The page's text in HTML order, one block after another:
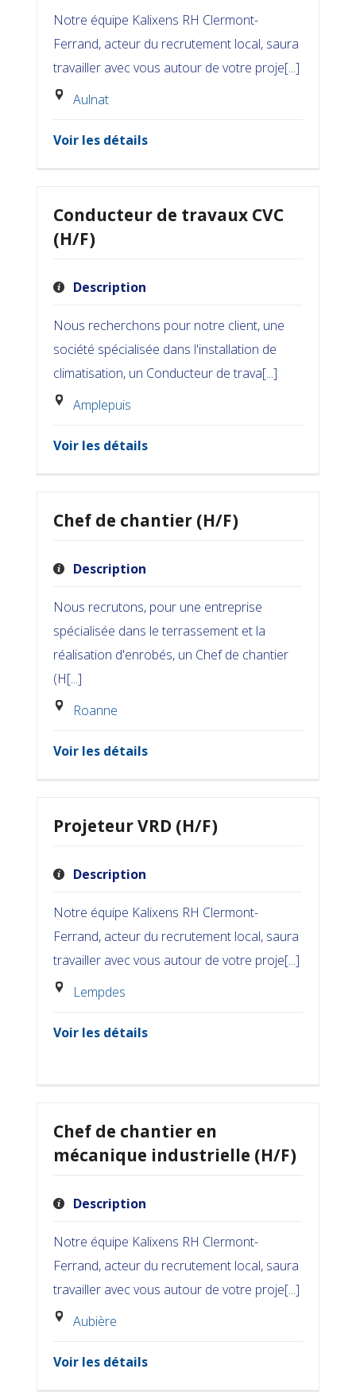
Notre équipe Kalixens RH Clermont-
Ferrand, acteur du recrutement local, saura
travailler avec vous autour de votre proje[...]
Aulnat
Voir les détails
Conducteur de travaux CVC
(H/F)
Description
Nous recherchons pour notre client, une
société spécialisée dans l'installation de
climatisation, un Conducteur de trava[...]
Amplepuis
Voir les détails
Chef de chantier (H/F)
Description
Nous recrutons, pour une entreprise
spécialisée dans le terrassement et la
réalisation d'enrobés, un Chef de chantier
(H[...]
Roanne
Voir les détails
Projeteur VRD (H/F)
Description
Notre équipe Kalixens RH Clermont-
Ferrand, acteur du recrutement local, saura
travailler avec vous autour de votre proje[...]
Lempdes
Voir les détails
Chef de chantier en
mécanique industrielle (H/F)
Description
Notre équipe Kalixens RH Clermont-
Ferrand, acteur du recrutement local, saura
travailler avec vous autour de votre proje[...]
Aubière
Voir les détails